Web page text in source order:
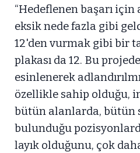
“Hedeflenen başarı için
eksik nede fazla gibi
12'den vurmak gibi bir
plakası da 12. Bu
esinlenerek
özellikle sahip olduğu,
bütün alanlarda, bütün
bulunduğu
layık olduğunu, çok